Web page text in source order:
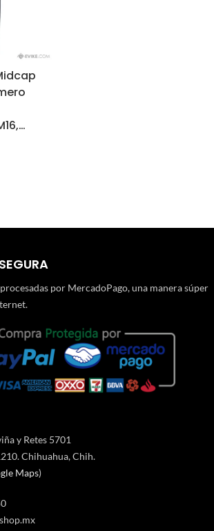
por MercadoPago, una manera súper
y Retes 5701
Chihuahua, Chih.
Maps)